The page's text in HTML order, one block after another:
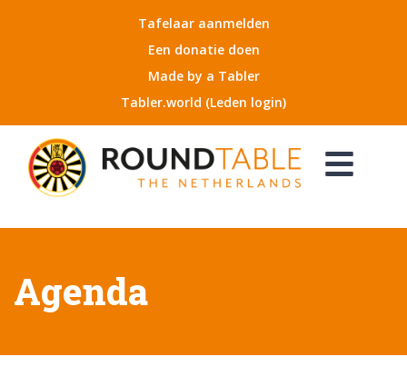
Tafelaar aanmelden
Een donatie doen
Made by a Tabler
Tabler.world (Leden login)
Agenda